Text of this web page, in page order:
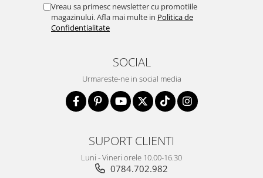
Vreau sa primesc newsletter cu promotiile
magazinului. Afla mai multe in Politica de
Confidentialitate
SOCIAL
Urmareste-ne in social media
SUPORT CLIENTI
Luni - Vineri orele 10.00-16.30
0784.702.982